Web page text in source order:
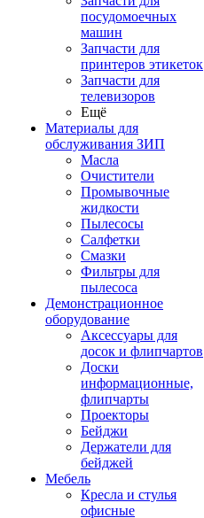
посудомоечных
машин
Запчасти для
принтеров этикеток
Запчасти для
телевизоров
Ещё
Материалы для
обслуживания ЗИП
Масла
Очистители
Промывочные
жидкости
Пылесосы
Салфетки
Смазки
Фильтры для
пылесоса
Демонстрационное
оборудование
Аксессуары для
досок и флипчартов
Доски
информационные,
флипчарты
Проекторы
Бейджи
Держатели для
бейджей
Мебель
Кресла и стулья
офисные